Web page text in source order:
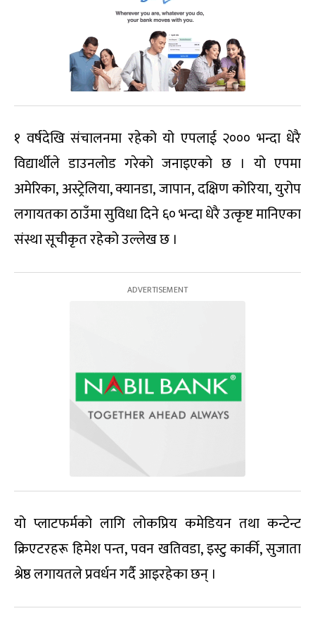
१ वर्षदेखि संचालनमा रहेको यो एपलाई २००० भन्दा धेरै
विद्यार्थीले डाउनलोड गरेको जनाइएको छ । यो एपमा
अमेरिका, अस्ट्रेलिया, क्यानडा, जापान, दक्षिण कोरिया, युरोप
लगायतका ठाउँमा सुविधा दिने ६० भन्दा धेरै उत्कृष्ट मानिएका
संस्था सूचीकृत रहेको उल्लेख छ ।
यो प्लाटफर्मको लागि लोकप्रिय कमेडियन तथा कन्टेन्ट
क्रिएटरहरू हिमेश पन्त, पवन खतिवडा, इस्टु कार्की, सुजाता
श्रेष्ठ लगायतले प्रवर्धन गर्दै आइरहेका छन् ।